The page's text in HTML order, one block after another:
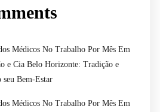
Médicos No Trabalho Por Mês Em
e Cia Belo Horizonte: Tradição e
seu Bem-Estar
Médicos No Trabalho Por Mês Em